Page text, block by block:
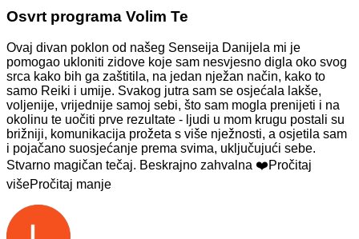
Osvrt programa Volim Te
Ovaj divan poklon od našeg Senseija Danijela mi je
pomogao ukloniti zidove koje sam nesvjesno digla oko svog
srca kako bih ga zaštitila, na jedan nježan način, kako to
samo Reiki i umije. Svakog jutra sam se osjećala lakše,
voljenije, vrijednije samoj sebi, što sam mogla prenijeti i na
okolinu te uočiti prve rezultate - ljudi u mom krugu postali su
brižniji, komunikacija prožeta s više nježnosti, a osjetila sam
i pojačano suosjećanje prema svima, uključujući sebe.
Stvarno magičan tečaj. Beskrajno zahvalna ❤️Pročitaj
višePročitaj manje